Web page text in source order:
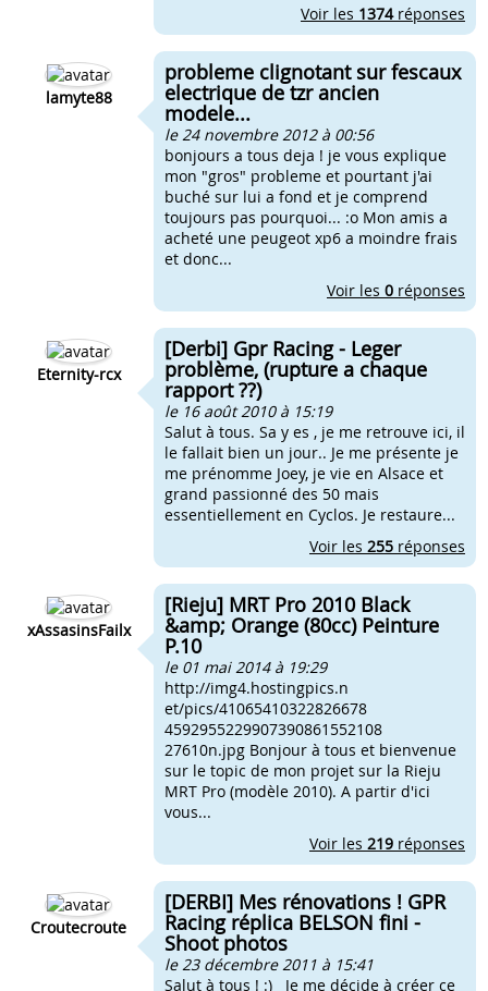
Voir les 1374réponses
lamyte88
probleme clignotant sur fescaux
electrique de tzr ancien
modele...
le 24 novembre 2012 à 00:56
bonjours a tous deja ! je vous explique
mon "gros" probleme et pourtant j'ai
buché sur lui a fond et je comprend
toujours pas pourquoi... :o Mon amis a
acheté une peugeot xp6 a moindre frais
et donc...
Voir les 0 réponses
Eternity-rcx
[Derbi] Gpr Racing - Leger
problème, (rupture a chaque
rapport ??)
le 16 août 2010 à 15:19
Salut à tous. Sa y es , je me retrouve ici, il
le fallait bien un jour.. Je me présente je
me prénomme Joey, je vie en Alsace et
grand passionné des 50 mais
essentiellement en Cyclos. Je restaure...
Voir les 255 réponses
xAssasinsFailx
[Rieju] MRT Pro 2010 Black
&amp; Orange (80cc) Peinture
P.10
le 01 mai 2014 à 19:29
http://img4.hostingpics.n
et/pics/41065410322826678
4592955229907390861552108
27610n.jpg Bonjour à tous et bienvenue
sur le topic de mon projet sur la Rieju
MRT Pro (modèle 2010). A partir d'ici
vous...
Voir les 219 réponses
Croutecroute
[DERBI] Mes rénovations ! GPR
Racing réplica BELSON fini -
Shoot photos
le 23 décembre 2011 à 15:41
Salut à tous ! :) Je me décide à créer ce